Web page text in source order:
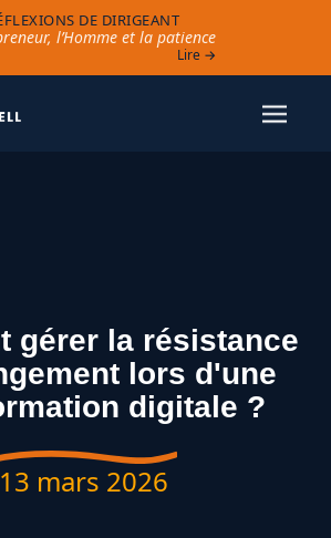
DE DIRIGEANT
l’Homme et la patience
Lire →
gérer la résistance
lors d'une
digitale ?
13 mars 2026